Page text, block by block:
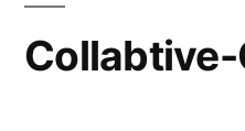
Collabtive-